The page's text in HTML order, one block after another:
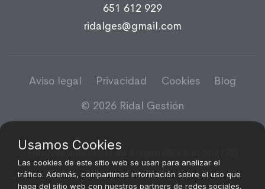
651 612 929
ridalges@gmail.com
Aviso legal Privacidad Cookies
Blog
© 2026 Ridal Gestión
Empresa autorizada en Aragón (RERA nº 50/175)
Con sede en Zaragoza, nos desplazamos a realizar
Usamos Cookies
Las cookies de este sitio web se usan para analizar el
tráfico. Además, compartimos información sobre el uso que
haga del sitio web con nuestros partners de redes sociales,